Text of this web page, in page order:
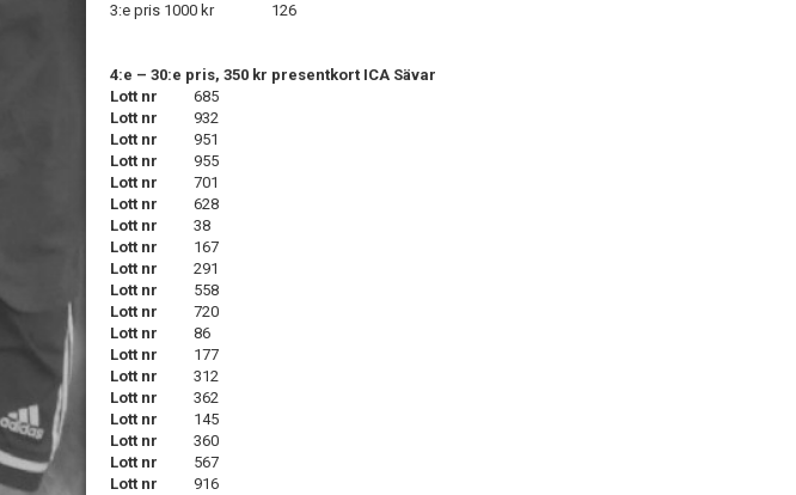
3:e pris 1000 kr 126
4:e – 30:e pris, 350 kr presentkort ICA Sävar
Lott nr 685
Lott nr 932
Lott nr 951
Lott nr 955
Lott nr 701
Lott nr 628
Lott nr 38
Lott nr 167
Lott nr 291
Lott nr 558
Lott nr 720
Lott nr 86
Lott nr 177
Lott nr 312
Lott nr 362
Lott nr 145
Lott nr 360
Lott nr 567
Lott nr 916